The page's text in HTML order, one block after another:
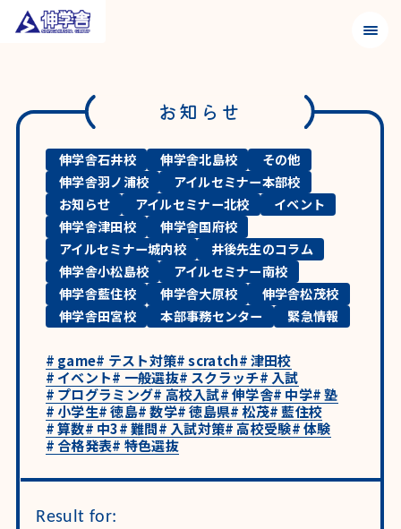
メニ
お知らせ
伸学舎石井校 伸学舎北島校
その他
伸学舎羽ノ浦校
アイルセミナー本部校
お知らせ
アイルセミナー北校
イベント
伸学舎津田校
伸学舎国府校
アイルセミナー城内校
井後先生のコラム
伸学舎小松島校
アイルセミナー南校
伸学舎藍住校
伸学舎大原校
伸学舎松茂校
伸学舎田宮校
本部事務センター 緊急情報
# game# テスト対策# scratch#津田校
# イベント# 一般選抜# スクラッチ# 入試
# プログラミング# 高校入試#伸学舎# 中学# 塾
# 小学生# 徳島# 数学# 徳島県# 松茂# 藍住校
#算数# 中3#難問# 入試対策# 高校受験#体験
# 合格発表# 特色選抜
Result for: